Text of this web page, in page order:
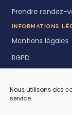
Nous utilisons des
service.
Prendre rendez-
INFORMATIONS
Mentions légales
RGPD